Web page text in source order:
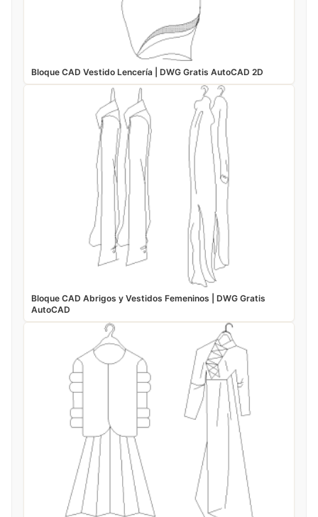
Bloque CAD Vestido Lencería | DWG Gratis AutoCAD 2D
Bloque CAD Abrigos y Vestidos Femeninos | DWG Gratis
AutoCAD